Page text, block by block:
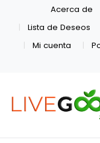
Acerca de
Lista de Deseos
Mi cuenta